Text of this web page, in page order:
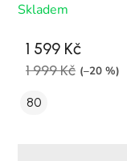
Skladem
1 599 Kč
1 999 Kč (–20 %)
80